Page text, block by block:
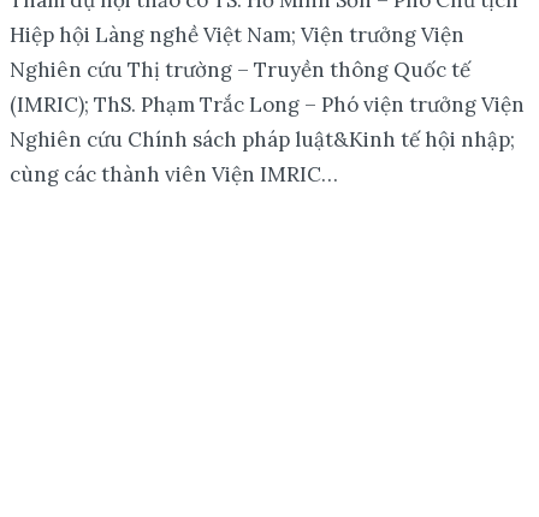
Hiệp hội Làng nghề Việt Nam; Viện trưởng Viện
Nghiên cứu Thị trường – Truyền thông Quốc tế
(IMRIC); ThS. Phạm Trắc Long – Phó viện trưởng Viện
Nghiên cứu Chính sách pháp luật&Kinh tế hội nhập;
cùng các thành viên Viện IMRIC…